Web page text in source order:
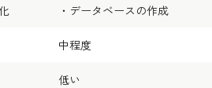
・データベースの作成
中程度
低い